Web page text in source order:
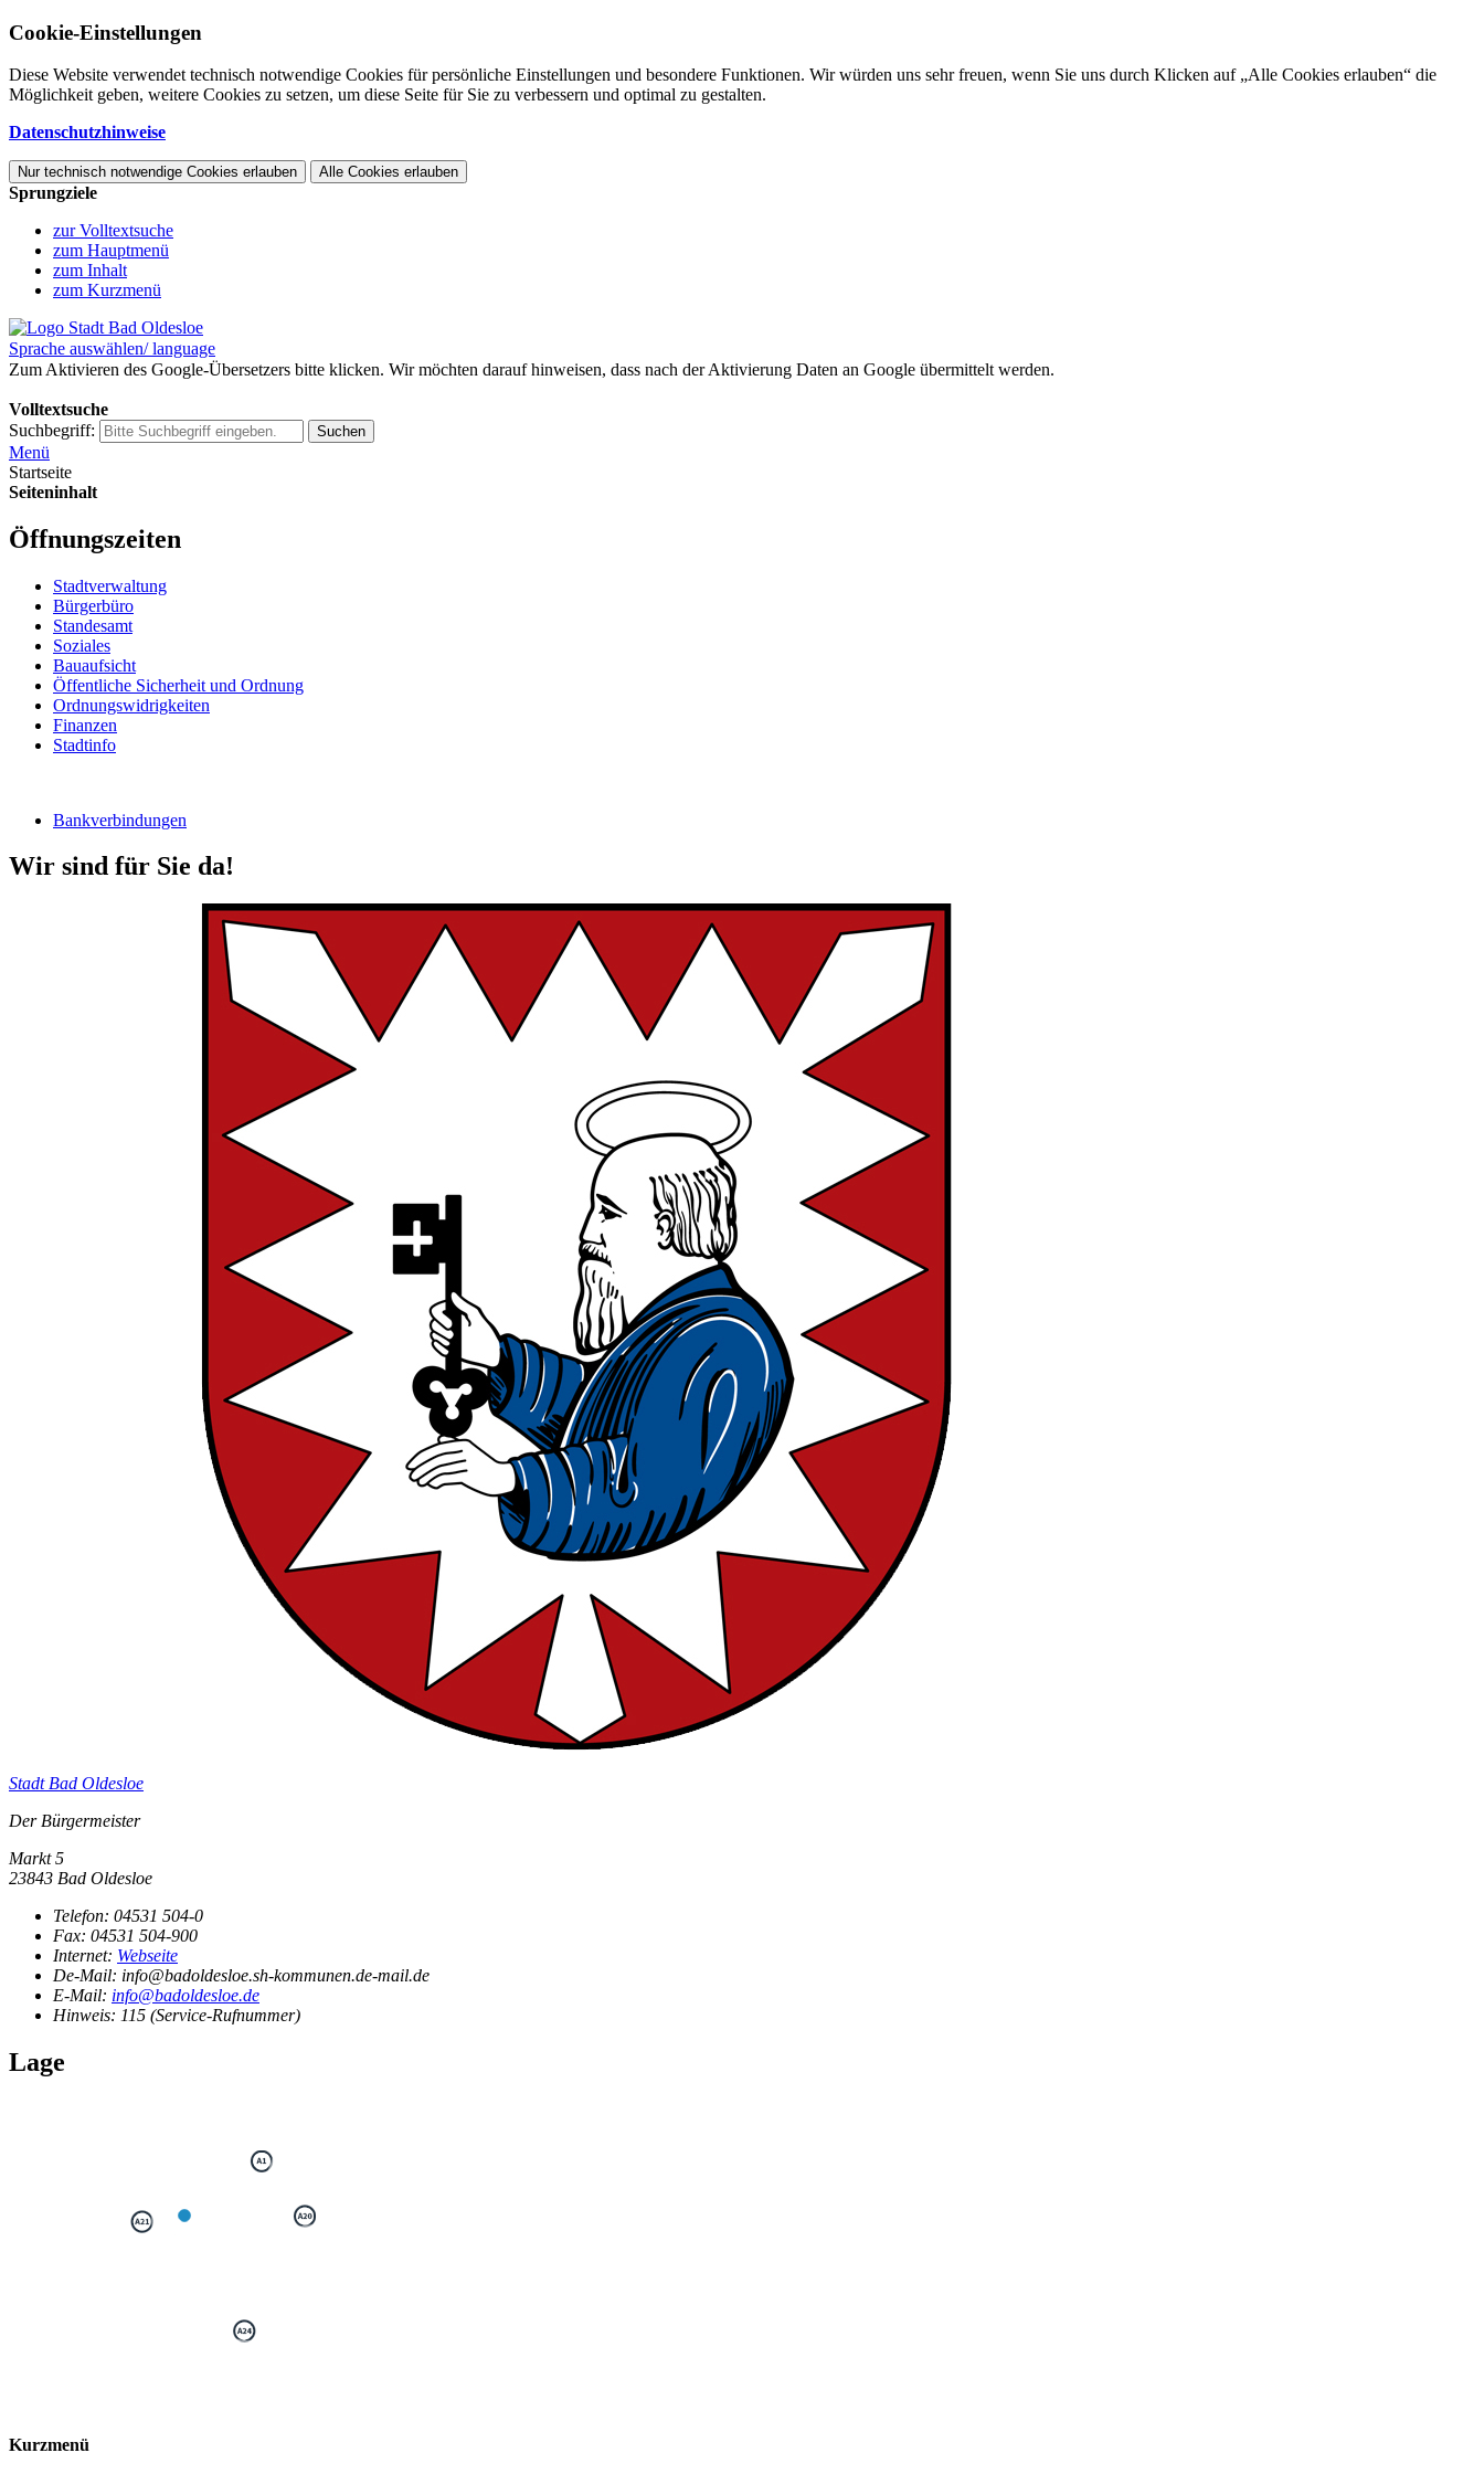
Cookie-Einstellungen
Diese Website verwendet technisch notwendige Cookies für persönliche Einstellungen und besondere Funktionen. Wir würden uns sehr freuen, wenn Sie uns durch Klicken auf „Alle Cookies erlauben“ die
Möglichkeit geben, weitere Cookies zu setzen, um diese Seite für Sie zu verbessern und optimal zu gestalten.
Datenschutzhinweise
Nur technisch notwendige Cookies erlauben Alle Cookies erlauben
Sprungziele
zur Volltextsuche
zum Hauptmenü
zum Inhalt
zum Kurzmenü
Sprache auswählen/ language
Zum Aktivieren des Google-Übersetzers bitte klicken. Wir möchten darauf hinweisen, dass nach der Aktivierung Daten an Google übermittelt werden.
Volltextsuche
Suchbegriff:
Suchen
Menü
Startseite
Seiteninhalt
Öffnungszeiten
Stadtverwaltung
Bürgerbüro
Standesamt
Soziales
Bauaufsicht
Öffentliche Sicherheit und Ordnung
Ordnungswidrigkeiten
Finanzen
Stadtinfo
Bankverbindungen
Wir sind für Sie da!
Stadt Bad Oldesloe
Der Bürgermeister
Markt 5
23843 Bad Oldesloe
Telefon: 04531 504-0
Fax: 04531 504-900
Internet: Webseite
De-Mail: info@badoldesloe.sh-kommunen.de-mail.de
E-Mail: info@badoldesloe.de
Hinweis: 115 (Service-Rufnummer)
Lage
Kurzmenü